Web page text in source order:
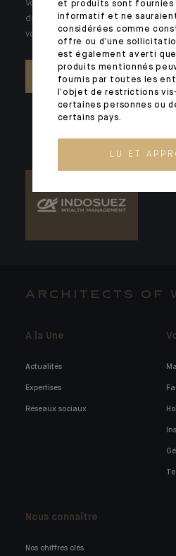
Votre patrimoine est unique et
des problématiques singulières. Jour
votre écoute.
NOUS
ARCHITECTS OF
A la Une
Actualités
Expertises
Réseaux sociaux
Nous connaître
Nos chiffres clés
et produits sont
informatif et ne
considérées comme
offre ou d’une
est également averti
produits mentionnés
fournis par toutes les
l’objet de restrictions
certaines personnes ou
certains pays.
LU ET